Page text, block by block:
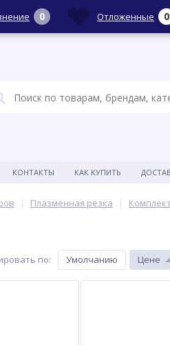
КОНТАКТЫ КАК КУПИТЬ
Плазменная резка
по: Умолчанию Цене
0 Отложенные 0